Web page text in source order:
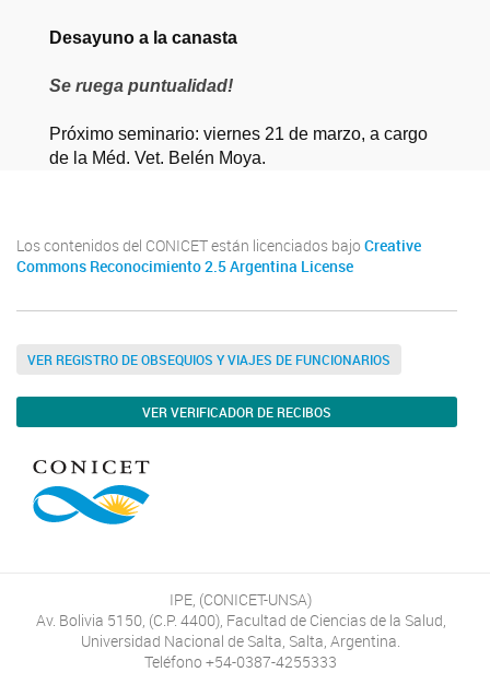
Desayuno a la canasta
Se ruega puntualidad!
Próximo seminario: viernes 21 de marzo, a cargo
de la Méd. Vet. Belén Moya.
Los contenidos del CONICET están licenciados bajo Creative
Commons Reconocimiento 2.5 Argentina License
VER REGISTRO DE OBSEQUIOS Y VIAJES DE FUNCIONARIOS
VER VERIFICADOR DE RECIBOS
IPE, (CONICET-UNSA)
Av. Bolivia 5150, (C.P. 4400), Facultad de Ciencias de la Salud,
Universidad Nacional de Salta, Salta, Argentina.
Teléfono +54-0387-4255333